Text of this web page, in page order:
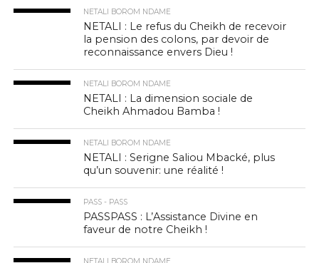
NETALI BOROM NDAME
NETALI : Le refus du Cheikh de recevoir
la pension des colons, par devoir de
reconnaissance envers Dieu !
NETALI BOROM NDAME
NETALI : La dimension sociale de
Cheikh Ahmadou Bamba !
NETALI BOROM NDAME
NETALI : Serigne Saliou Mbacké, plus
qu’un souvenir: une réalité !
PASS - PASS
PASSPASS : L’Assistance Divine en
faveur de notre Cheikh !
NETALI BOROM NDAME